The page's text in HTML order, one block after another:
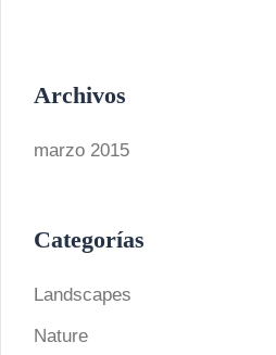
Archivos
marzo 2015
Categorías
Landscapes
Nature